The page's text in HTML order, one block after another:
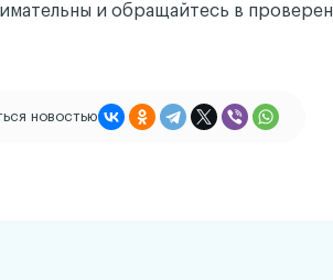
и обращайтесь в
новостью